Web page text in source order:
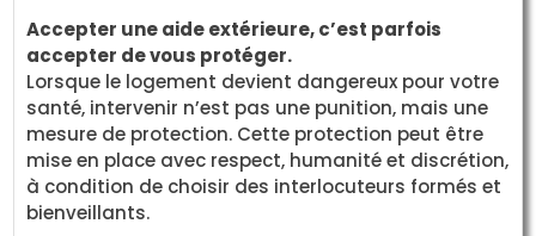
Accepter une aide extérieure, c’est parfois
accepter de vous protéger.
Lorsque le logement devient dangereux pour votre
santé, intervenir n’est pas une punition, mais une
mesure de protection. Cette protection peut être
mise en place avec respect, humanité et discrétion,
à condition de choisir des interlocuteurs formés et
bienveillants.